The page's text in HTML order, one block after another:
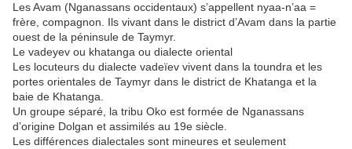
Les Avam (Nganassans occidentaux) s’appellent nyaa-n’aa =
frère, compagnon. Ils vivant dans le district d’Avam dans la partie
ouest de la péninsule de Taymyr.
Le vadeyev ou khatanga ou dialecte oriental
Les locuteurs du dialecte vadeïev vivent dans la toundra et les
portes orientales de Taymyr dans le district de Khatanga et la
baie de Khatanga.
Un groupe séparé, la tribu Oko est formée de Nganassans
d’origine Dolgan et assimilés au 19e siècle.
Les différences dialectales sont mineures et seulement